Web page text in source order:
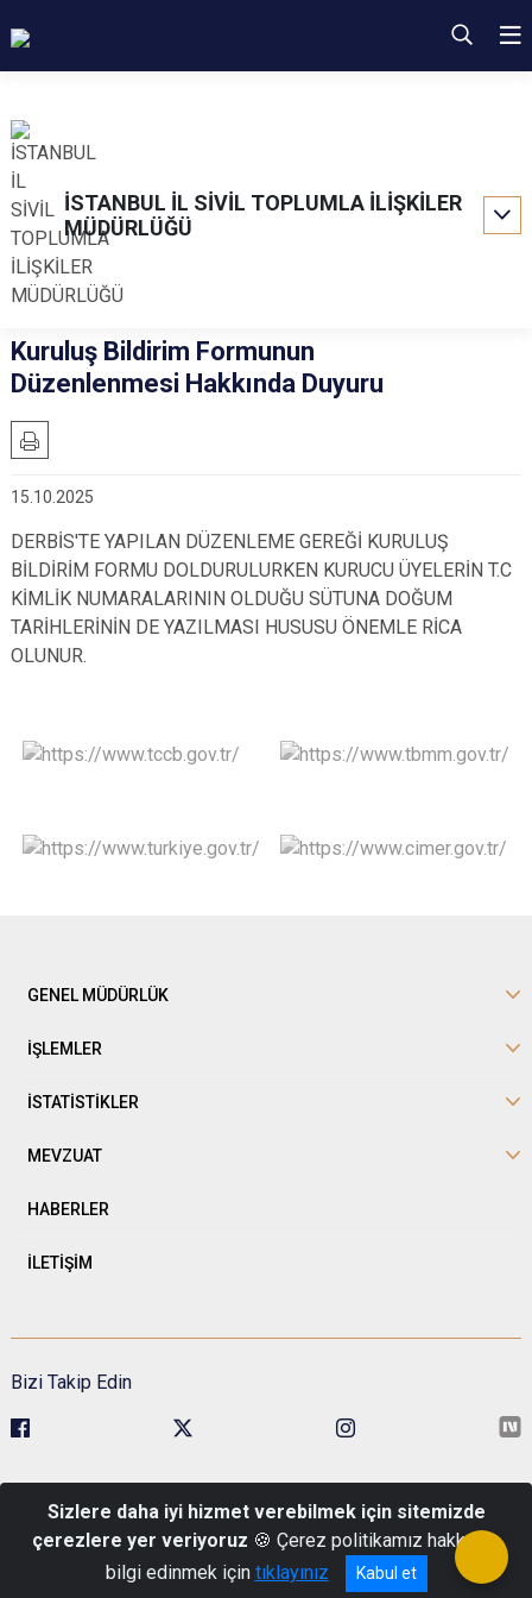
İSTANBUL İL SİVİL TOPLUMLA İLİŞKİLER
MÜDÜRLÜĞÜ
Kuruluş Bildirim Formunun
Düzenlenmesi Hakkında Duyuru
15.10.2025
DERBİS'TE YAPILAN DÜZENLEME GEREĞİ KURULUŞ
BİLDİRİM FORMU DOLDURULURKEN KURUCU ÜYELERİN T.C
KİMLİK NUMARALARININ OLDUĞU SÜTUNA DOĞUM
TARİHLERİNİN DE YAZILMASI HUSUSU ÖNEMLE RİCA
OLUNUR.
GENEL MÜDÜRLÜK
İŞLEMLER
İSTATİSTİKLER
MEVZUAT
HABERLER
İLETİŞİM
Bizi Takip Edin
No:1 Pk: 06680 Çankaya/Ankara
Telefon : 0 (312) 422 48 00
Sizlere daha iyi hizmet verebilmek için sitemizde
çerezlere yer veriyoruz 🍪 Çerez politikamız hakkında
bilgi edinmek için tıklayınız Kabul et